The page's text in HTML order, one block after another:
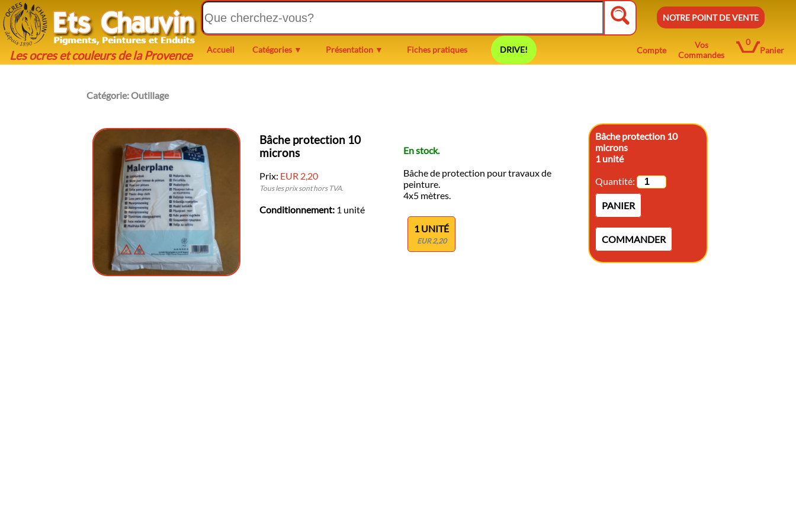
Les ocres et couleurs de la Provence
NOTRE POINT DE VENTE
Accueil Catégories ▼ Présentation ▼ Fiches pratiques DRIVE! Compte
Vos
Commandes
0
Panier
Catégorie:Outillage
Bâche protection 10
microns
Prix: EUR 2,20
Tous les prix sont hors TVA.
Conditionnement: 1 unité
En stock.
Bâche de protection pour travaux de
peinture.
4x5 mètres.
1 UNITÉ
EUR 2,20
Bâche protection 10
microns
1 unité
Quantité:
PANIER
COMMANDER